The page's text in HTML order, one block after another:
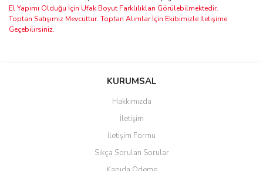
El Yapımı Olduğu İçin Ufak Boyut Farklılıkları Görülebilmektedir.
Toptan Satışımız Mevcuttur. Toptan Alımlar İçin Ekibimizle İletişime
Geçebilirsiniz.
Bu ürüne ilk yorumu siz yapın!
Yorum Yaz
Ürün resmi kalitesiz, bozuk veya görüntülenemiyor.
Ürün açıklamasında eksik bilgiler bulunuyor.
Ürün bilgilerinde hatalar bulunuyor.
KURUMSAL
Hakkımızda
İletişim
İletişim Formu
Sıkça Sorulan Sorular